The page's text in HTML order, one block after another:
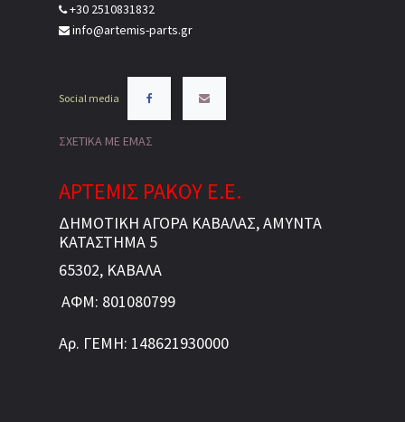
+30 2510831832
info@artemis-parts.gr
Social media
ΣΧΕΤΙΚΑ ΜΕ ΕΜΑΣ
ΑΡΤΕΜΙΣ ΡΑΚΟΥ Ε.Ε.
ΔΗΜΟΤΙΚΗ ΑΓΟΡΑ ΚΑΒΑΛΑΣ, ΑΜΥΝΤΑ
ΚΑΤΑΣΤΗΜΑ 5
65302, ΚΑΒΑΛΑ
ΑΦΜ: 801080799
Αρ. ΓΕΜΗ: 148621930000